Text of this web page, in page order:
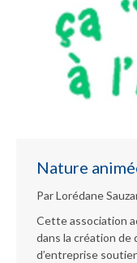
Nature
ParLorédane
Cette association
dans la création de
d’entreprise